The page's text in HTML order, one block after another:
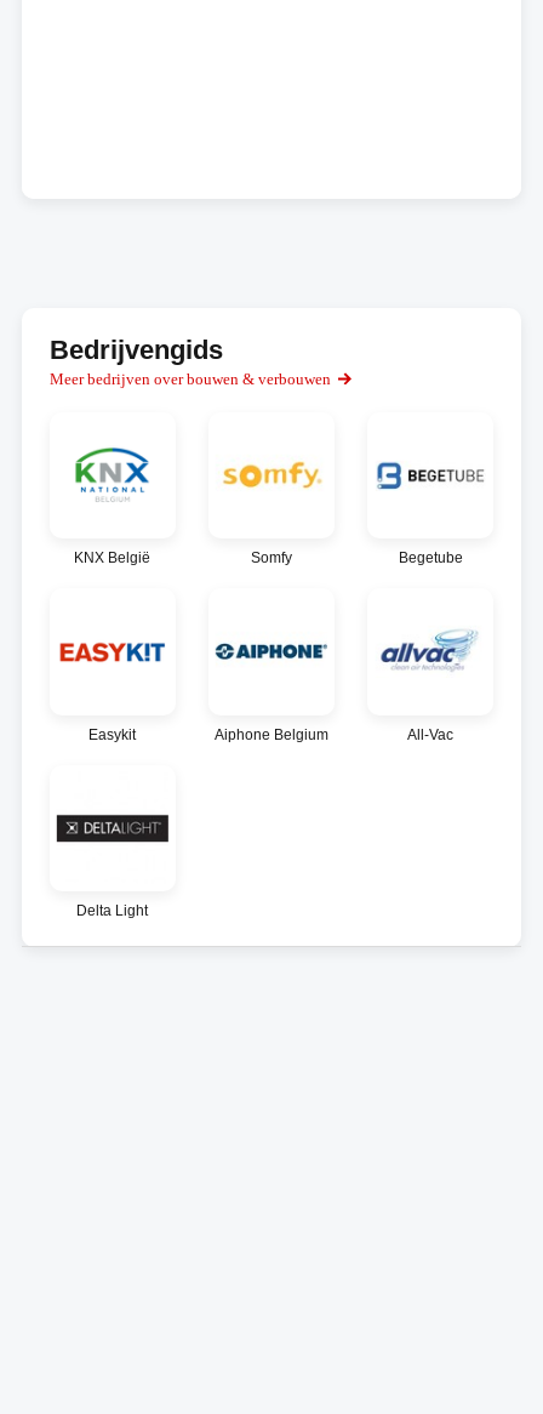
Bedrijvengids
Meer bedrijven over bouwen & verbouwen
KNX België Somfy Begetube
Easykit Aiphone Belgium All-Vac
Delta Light